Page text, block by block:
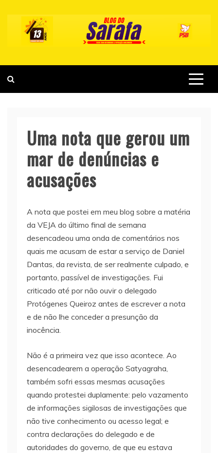
content
Uma nota que gerou um
mar de denúncias e
acusações
A nota que postei em meu blog sobre a matéria
da VEJA do último final de semana
desencadeou uma onda de comentários nos
quais me acusam de estar a serviço de Daniel
Dantas, da revista, de ser realmente culpado, e
portanto, passível de investigações. Fui
criticado até por não ouvir o delegado
Protógenes Queiroz antes de escrever a nota
e de não lhe conceder a presunção da
inocência.
Não é a primeira vez que isso acontece. Ao
desencadearem a operação Satyagraha,
também sofri essas mesmas acusações
quando protestei duplamente: pelo vazamento
de informações sigilosas de investigações que
não tive conhecimento ou acesso legal; e
contra declarações do delegado e de
autoridades do governo, de que eu estava